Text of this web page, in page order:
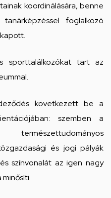
koordinálására, benne
foglalkozó
sporttalálkozókat tart az
következett be a
szemben a
és jogi pályák
színvonalát az igen nagy